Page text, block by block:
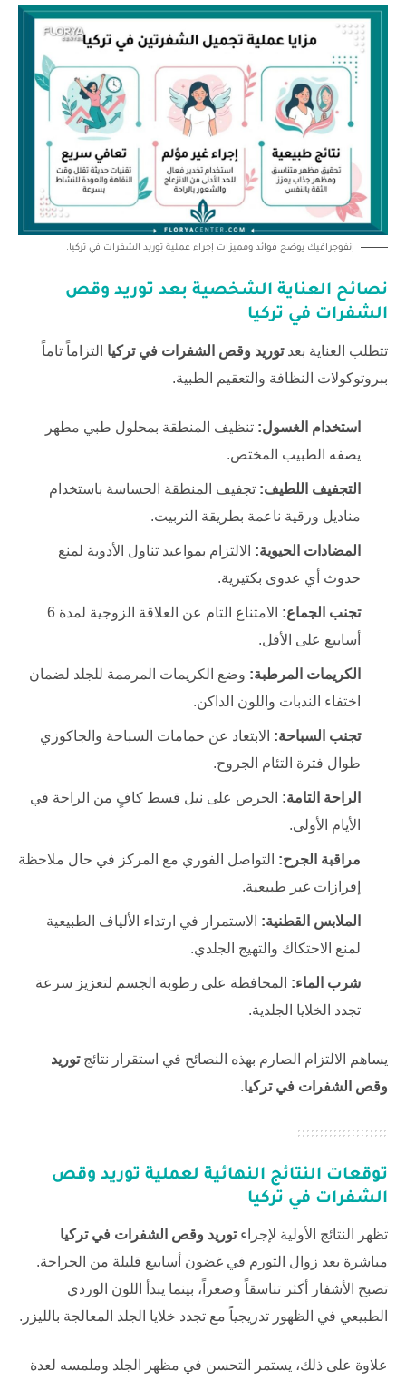
إنفوجرافيك يوضح فوائد ومميزات إجراء عملية توريد الشفرات في تركيا.
نصائح العناية الشخصية بعد توريد وقص
الشفرات في تركيا
تتطلب العناية بعدتوريد وقص الشفرات في تركيا التزاماً تاماً
ببروتوكولات النظافة والتعقيم الطبية.
استخدام الغسول: تنظيف المنطقة بمحلول طبي مطهر
يصفه الطبيب المختص.
التجفيف اللطيف: تجفيف المنطقة الحساسة باستخدام
مناديل ورقية ناعمة بطريقة التربيت.
المضادات الحيوية: الالتزام بمواعيد تناول الأدوية لمنع
حدوث أي عدوى بكتيرية.
تجنب الجماع:
الامتناع التام عن العلاقة الزوجية لمدة 6
أسابيع على الأقل.
الكريمات المرطبة: وضع الكريمات المرممة للجلد لضمان
اختفاء الندبات واللون الداكن.
تجنب السباحة: الابتعاد عن حمامات السباحة والجاكوزي
طوال فترة التئام الجروح.
الراحة التامة: الحرص على نيل قسط كافٍ من الراحة في
الأيام الأولى.
مراقبة الجرح: التواصل الفوري مع المركز في حال ملاحظة
إفرازات غير طبيعية.
الملابس القطنية: الاستمرار في ارتداء الألياف الطبيعية
لمنع الاحتكاك والتهيج الجلدي.
شرب الماء: المحافظة على رطوبة الجسم لتعزيز سرعة
تجدد الخلايا الجلدية.
يساهم الالتزام الصارم بهذه النصائح في استقرار نتائجتوريد
وقص الشفرات في تركيا.
توقعات النتائج النهائية لعملية توريد وقص
الشفرات في تركيا
تظهر النتائج الأولية لإجراءتوريد وقص الشفرات في تركيا
مباشرة بعد زوال التورم في غضون أسابيع قليلة من الجراحة.
تصبح الأشفار أكثر تناسقاً وصغراً، بينما يبدأ اللون الوردي
الطبيعي في الظهور تدريجياً مع تجدد خلايا الجلد المعالجة بالليزر.
علاوة على ذلك، يستمر التحسن في مظهر الجلد وملمسه لعدة